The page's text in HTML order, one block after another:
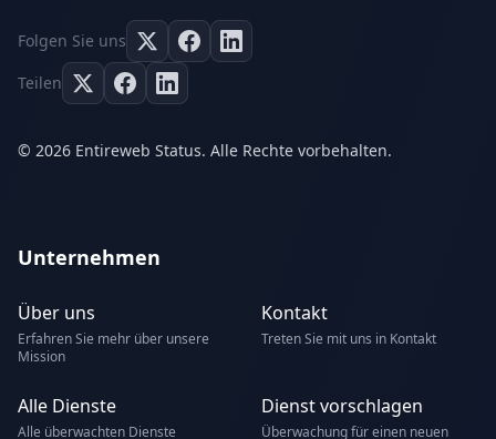
Folgen Sie uns
Teilen
© 2026 Entireweb Status. Alle Rechte vorbehalten.
Unternehmen
Über uns
Erfahren Sie mehr über unsere
Mission
Kontakt
Treten Sie mit uns in Kontakt
Alle Dienste
Alle überwachten Dienste
Dienst vorschlagen
Überwachung für einen neuen